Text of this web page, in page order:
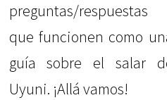
preguntas/respuestas
que funcionen como
guía sobre el salar
Uyuni. ¡Allá vamos!